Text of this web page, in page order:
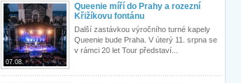
07.08.
Queenie míří do Prahy a rozezní
Křižíkovu fontánu
Další zastávkou výročního turné kapely
Queenie bude Praha. V úterý 11. srpna se
v rámci 20 let Tour představí...